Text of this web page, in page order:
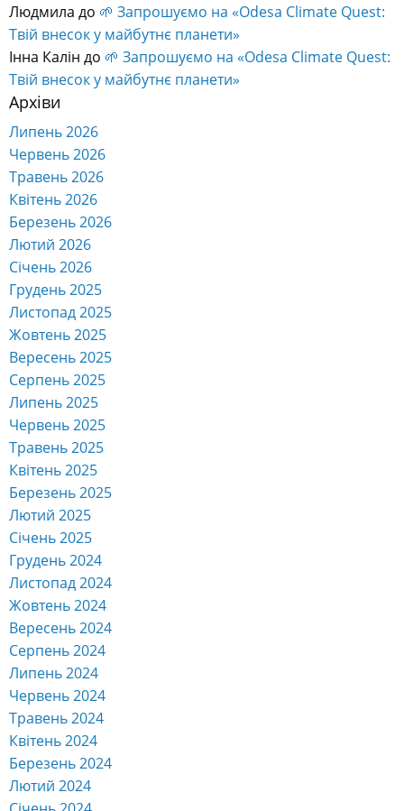
Людмила до 🌱 Запрошуємо на «Odesa Climate Quest:
Твій внесок у майбутнє планети»
Інна Калін до 🌱 Запрошуємо на «Odesa Climate Quest:
Твій внесок у майбутнє планети»
Архіви
Липень 2026
Червень 2026
Травень 2026
Квітень 2026
Березень 2026
Лютий 2026
Січень 2026
Грудень 2025
Листопад 2025
Жовтень 2025
Вересень 2025
Серпень 2025
Липень 2025
Червень 2025
Травень 2025
Квітень 2025
Березень 2025
Лютий 2025
Січень 2025
Грудень 2024
Листопад 2024
Жовтень 2024
Вересень 2024
Серпень 2024
Липень 2024
Червень 2024
Травень 2024
Квітень 2024
Березень 2024
Лютий 2024